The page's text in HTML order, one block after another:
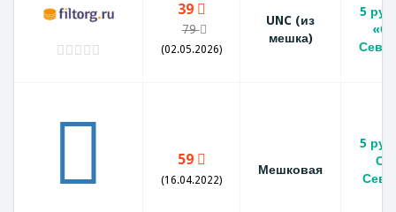
39
79
(02.05.2026)
UNC (из
мешка)
5
59
(16.04.2022)
Мешковая
5